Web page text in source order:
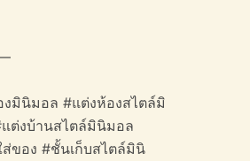
มินิมอล #แต่งห้องสไตล์มิ
ต่งบ้านสไตล์มินิมอล
ของ #ชั้นเก็บสไตล์มินิ